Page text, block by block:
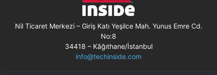
Nil Ticaret Merkezi – Giriş Katı Yeşilce Mah. Yunus Emre Cd.
No:8
34418 – Kâğıthane/İstanbul
info@techinside.com